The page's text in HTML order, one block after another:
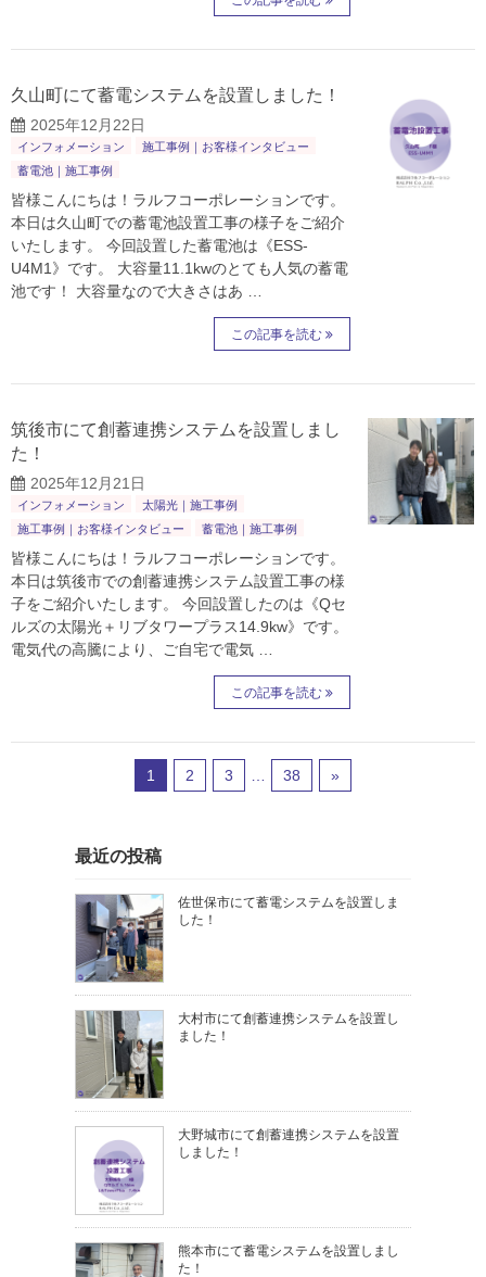
久山町にて蓄電システムを設置しました！
2025年12月22日
インフォメーション
施工事例｜お客様インタビュー
蓄電池｜施工事例
皆様こんにちは！ラルフコーポレーションです。
本日は久山町での蓄電池設置工事の様子をご紹介
いたします。 今回設置した蓄電池は《ESS-
U4M1》です。 大容量11.1kwのとても人気の蓄電
池です！ 大容量なので大きさはあ …
この記事を読む
筑後市にて創蓄連携システムを設置しまし
た！
2025年12月21日
インフォメーション
太陽光｜施工事例
施工事例｜お客様インタビュー
蓄電池｜施工事例
皆様こんにちは！ラルフコーポレーションです。
本日は筑後市での創蓄連携システム設置工事の様
子をご紹介いたします。 今回設置したのは《Qセ
ルズの太陽光＋リブタワープラス14.9kw》です。
電気代の高騰により、ご自宅で電気 …
この記事を読む
1 2 3 38 »
最近の投稿
佐世保市にて蓄電システムを設置しま
した！
大村市にて創蓄連携システムを設置し
ました！
大野城市にて創蓄連携システムを設置
しました！
熊本市にて蓄電システムを設置しまし
た！